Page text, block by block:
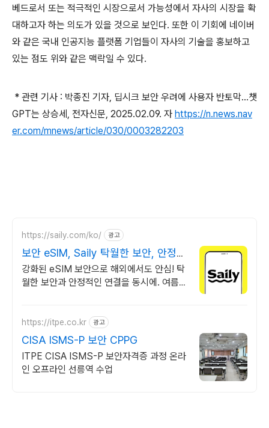
베드로서 또는 적극적인 시장으로서 가능성에서 자사의 시장을 확
대하고자 하는 의도가 있을 것으로 보인다. 또한 이 기회에 네이버
와 같은 국내 인공지능 플랫폼 기업들이 자사의 기술을 홍보하고
있는 점도 위와 같은 맥락일 수 있다.
* 관련 기사 : 박종진 기자, 딥시크 보안 우려에 사용자 반토막…챗
GPT는 상승세, 전자신문, 2025.02.09. 자 https://n.news.nav
er.com/mnews/article/030/0003282203
https://saily.com/ko/ 광고
보안 eSIM, Saily 탁월한 보안, 안정적
인 연결
강화된 eSIM 보안으로 해외에서도 안심! 탁
월한 보안과 안정적인 연결을 동시에. 여름한
https://itpe.co.kr 광고
CISA ISMS-P 보안 CPPG
ITPE CISA ISMS-P 보안자격증 과정 온라
인 오프라인 선릉역 수업